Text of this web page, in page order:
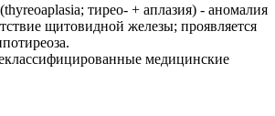
тирео- + аплазия) - аномалия
щитовидной железы; проявляется
медицинские